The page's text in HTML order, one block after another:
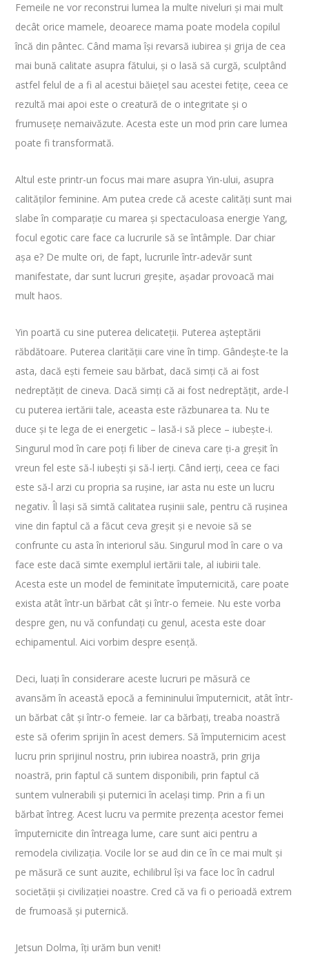
Femeile ne vor reconstrui lumea la multe niveluri și mai mult
decât orice mamele, deoarece mama poate modela copilul
încă din pântec. Când mama își revarsă iubirea și grija de cea
mai bună calitate asupra fătului, și o lasă să curgă, sculptând
astfel felul de a fi al acestui băiețel sau acestei fetițe, ceea ce
rezultă mai apoi este o creatură de o integritate și o
frumusețe nemaivăzute. Acesta este un mod prin care lumea
poate fi transformată.
Altul este printr-un focus mai mare asupra Yin-ului, asupra
calităților feminine. Am putea crede că aceste calități sunt mai
slabe în comparație cu marea și spectaculoasa energie Yang,
focul egotic care face ca lucrurile să se întâmple. Dar chiar
așa e? De multe ori, de fapt, lucrurile într-adevăr sunt
manifestate, dar sunt lucruri greșite, așadar provoacă mai
mult haos.
Yin poartă cu sine puterea delicateții. Puterea așteptării
răbdătoare. Puterea clarității care vine în timp. Gândește-te la
asta, dacă ești femeie sau bărbat, dacă simți că ai fost
nedreptățit de cineva. Dacă simți că ai fost nedreptățit, arde-l
cu puterea iertării tale, aceasta este răzbunarea ta. Nu te
duce și te lega de ei energetic – lasă-i să plece – iubește-i.
Singurul mod în care poți fi liber de cineva care ți-a greșit în
vreun fel este să-l iubești și să-l ierți. Când ierți, ceea ce faci
este să-l arzi cu propria sa rușine, iar asta nu este un lucru
negativ. Îl lași să simtă calitatea rușinii sale, pentru că rușinea
vine din faptul că a făcut ceva greșit și e nevoie să se
confrunte cu asta în interiorul său. Singurul mod în care o va
face este dacă simte exemplul iertării tale, al iubirii tale.
Acesta este un model de feminitate împuternicită, care poate
exista atât într-un bărbat cât și într-o femeie. Nu este vorba
despre gen, nu vă confundați cu genul, acesta este doar
echipamentul. Aici vorbim despre esență.
Deci, luați în considerare aceste lucruri pe măsură ce
avansăm în această epocă a femininului împuternicit, atât într-
un bărbat cât și într-o femeie. Iar ca bărbați, treaba noastră
este să oferim sprijin în acest demers. Să împuternicim acest
lucru prin sprijinul nostru, prin iubirea noastră, prin grija
noastră, prin faptul că suntem disponibili, prin faptul că
suntem vulnerabili și puternici în același timp. Prin a fi un
bărbat întreg. Acest lucru va permite prezența acestor femei
împuternicite din întreaga lume, care sunt aici pentru a
remodela civilizația. Vocile lor se aud din ce în ce mai mult și
pe măsură ce sunt auzite, echilibrul își va face loc în cadrul
societății și civilizației noastre. Cred că va fi o perioadă extrem
de frumoasă și puternică.
Jetsun Dolma, îți urăm bun venit!